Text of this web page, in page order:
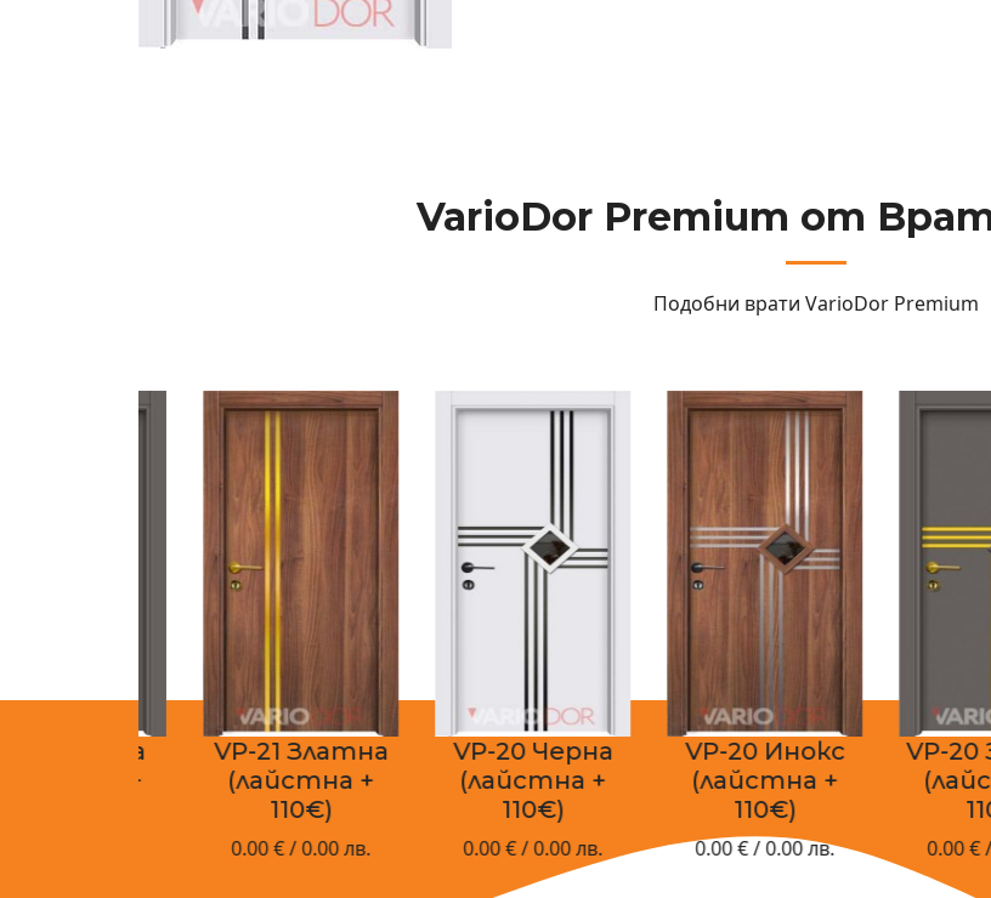
VarioDor Premium от
Подобни врати VarioDor Premium
VP-21 Златна
(лайстна +
0.00 € / 0.00 лв.
VP-20 Черна
(лайстна +
0.00 € / 0.00 лв.
VP-20 Инокс
(лайстна +
0.00 € / 0.00 лв.
VP-20
(лайстна
0.00 € / 0.00